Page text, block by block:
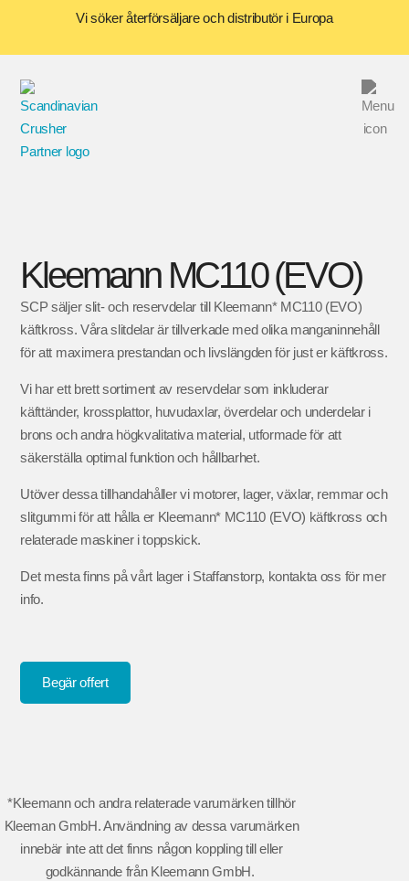
Vi söker återförsäljare och distributör i Europa
Kleemann MC110 (EVO)
SCP säljer slit- och reservdelar till Kleemann* MC110 (EVO)
käftkross. Våra slitdelar är tillverkade med olika manganinnehåll
för att maximera prestandan och livslängden för just er käftkross.
Vi har ett brett sortiment av reservdelar som inkluderar
käfttänder, krossplattor, huvudaxlar, överdelar och underdelar i
brons och andra högkvalitativa material, utformade för att
säkerställa optimal funktion och hållbarhet.
Utöver dessa tillhandahåller vi motorer, lager, växlar, remmar och
slitgummi för att hålla er Kleemann* MC110 (EVO) käftkross och
relaterade maskiner i toppskick.
Det mesta finns på vårt lager i Staffanstorp, kontakta oss för mer
info.
Begär offert
*Kleemann och andra relaterade varumärken tillhör
Kleeman GmbH. Användning av dessa varumärken
innebär inte att det finns någon koppling till eller
godkännande från Kleemann GmbH.